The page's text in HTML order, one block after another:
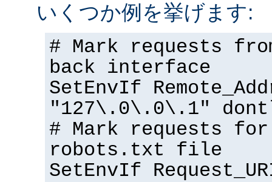
いくつか例を挙げます:
# Mark requests
back interface
SetEnvIf
"127\.0\.0\.1"
# Mark requests
robots.txt file
SetEnvIf